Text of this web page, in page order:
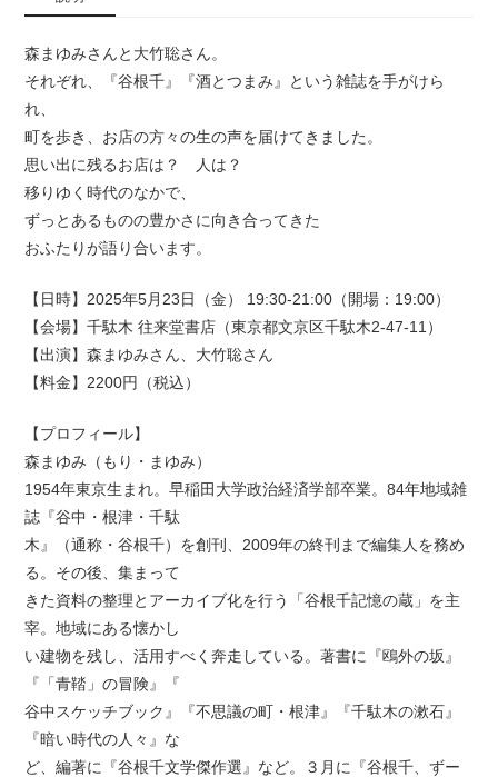
森まゆみさんと大竹聡さん。
それぞれ、『谷根千』『酒とつまみ』という雑誌を手がけら
れ、
町を歩き、お店の方々の生の声を届けてきました。
思い出に残るお店は？ 人は？
移りゆく時代のなかで、
ずっとあるものの豊かさに向き合ってきた
おふたりが語り合います。
【日時】2025年5月23日（金） 19:30-21:00（開場：19:00）
【会場】千駄木 往来堂書店（東京都文京区千駄木2-47-11）
【出演】森まゆみさん、大竹聡さん
【料金】2200円（税込）
【プロフィール】
森まゆみ（もり・まゆみ）
1954年東京生まれ。早稲田大学政治経済学部卒業。84年地域雑
誌『谷中・根津・千駄
木』（通称・谷根千）を創刊、2009年の終刊まで編集人を務め
る。その後、集まって
きた資料の整理とアーカイブ化を行う「谷根千記憶の蔵」を主
宰。地域にある懐かし
い建物を残し、活用すべく奔走している。著書に『鴎外の坂』
『「青鞜」の冒険』『
谷中スケッチブック』『不思議の町・根津』『千駄木の漱石』
『暗い時代の人々』な
ど、編著に『谷根千文学傑作選』など。３月に『谷根千、ずー